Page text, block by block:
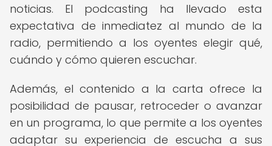
noticias. El podcasting ha llevado esta
expectativa de inmediatez al mundo de la
radio, permitiendo a los oyentes elegir qué,
cuándo y cómo quieren escuchar.
Además, el contenido a la carta ofrece la
posibilidad de pausar, retroceder o avanzar
en un programa, lo que permite a los oyentes
adaptar su experiencia de escucha a sus